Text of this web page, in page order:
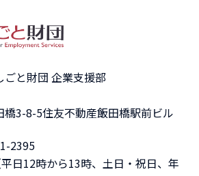
と財団 企業支援部
橋3-8-5住友不動産飯田橋駅前ビル
2395
日12時から13時、土日・祝日、年